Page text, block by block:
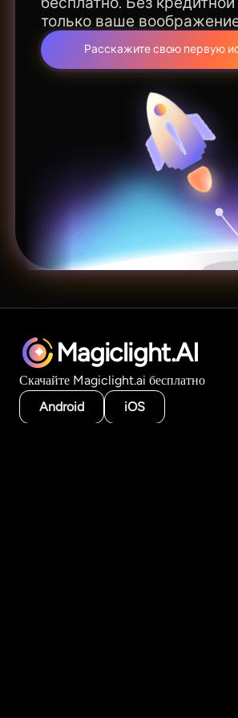
только ваше
Расскажите свою первую
Magiclight.AI
Скачайте Magiclight.ai бесплатно
Android
iOS